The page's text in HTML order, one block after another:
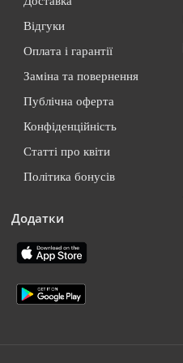
Відгуки
Оплата і гарантії
Заміна та повернення
Публічна оферта
Конфіденційність
Статті про квіти
Політика бонусів
Додатки